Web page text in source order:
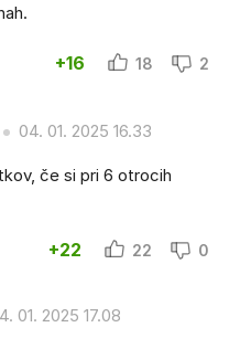
+16 18 2
04. 01. 2025 16.33
če si pri 6 otrocih
+22 22 0
01. 2025 17.08